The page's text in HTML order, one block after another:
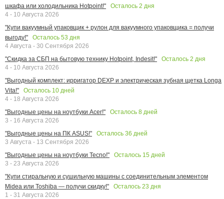
шкафа или холодильника Hotpoint!"
Осталось 2 дня
4 - 10 Августа 2026
"Купи вакуумный упаковщик + рулон для вакуумного упаковщика = получи
выгоду!"
Осталось 53 дня
4 Августа - 30 Сентября 2026
"Скидка за СБП на бытовую технику Hotpoint, Indesit!"
Осталось 2 дня
4 - 10 Августа 2026
"Выгодный комплект: ирригатор DEXP и электрическая зубная щетка Longa
Vita!"
Осталось 10 дней
4 - 18 Августа 2026
"Выгодные цены на ноутбуки Acer!"
Осталось 8 дней
3 - 16 Августа 2026
"Выгодные цены на ПК ASUS!"
Осталось 36 дней
3 Августа - 13 Сентября 2026
"Выгодные цены на ноутбуки Tecno!"
Осталось 15 дней
3 - 23 Августа 2026
"Купи стиральную и сушильную машины с соединительным элементом
Midea или Toshiba — получи скидку!"
Осталось 23 дня
1 - 31 Августа 2026